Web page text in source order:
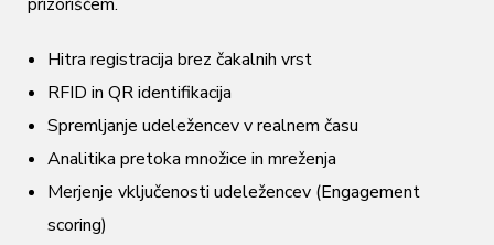
Hitra registracija brez čakalnih vrst
RFID in QR identifikacija
Spremljanje udeležencev v realnem času
Analitika pretoka množice in mreženja
Merjenje vključenosti udeležencev (Engagement
scoring)